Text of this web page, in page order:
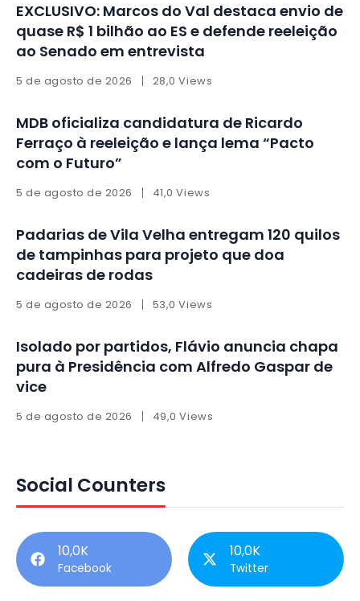
EXCLUSIVO: Marcos do Val destaca envio de
quase R$ 1 bilhão ao ES e defende reeleição
ao Senado em entrevista
5 de agosto de 2026 28,0 Views
MDB oficializa candidatura de Ricardo
Ferraço à reeleição e lança lema “Pacto
com o Futuro”
5 de agosto de 2026 41,0 Views
Padarias de Vila Velha entregam 120 quilos
de tampinhas para projeto que doa
cadeiras de rodas
5 de agosto de 2026 53,0 Views
Isolado por partidos, Flávio anuncia chapa
pura à Presidência com Alfredo Gaspar de
vice
5 de agosto de 2026 49,0 Views
Social Counters
10,0K
Facebook
10,0K
Twitter